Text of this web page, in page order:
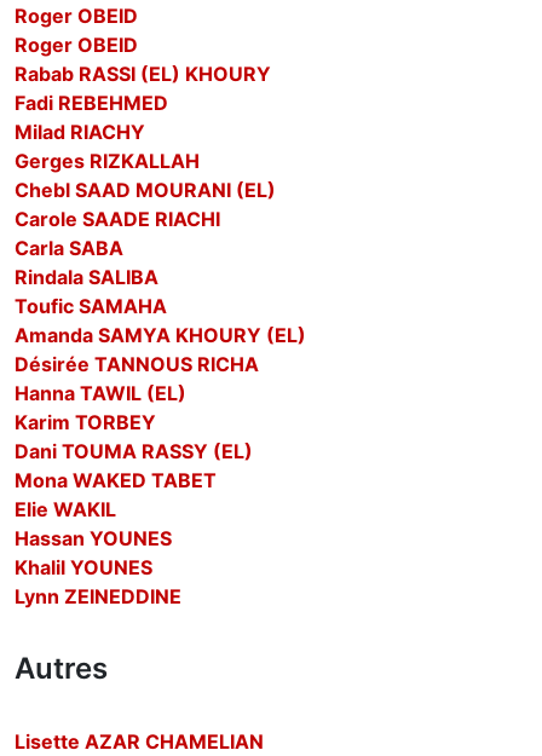
Roger OBEID
Roger OBEID
Rabab RASSI (EL) KHOURY
Fadi REBEHMED
Milad RIACHY
Gerges RIZKALLAH
Chebl SAAD MOURANI (EL)
Carole SAADE RIACHI
Carla SABA
Rindala SALIBA
Toufic SAMAHA
Amanda SAMYA KHOURY (EL)
Désirée TANNOUS RICHA
Hanna TAWIL (EL)
Karim TORBEY
Dani TOUMA RASSY (EL)
Mona WAKED TABET
Elie WAKIL
Hassan YOUNES
Khalil YOUNES
Lynn ZEINEDDINE
Autres
Lisette AZAR CHAMELIAN